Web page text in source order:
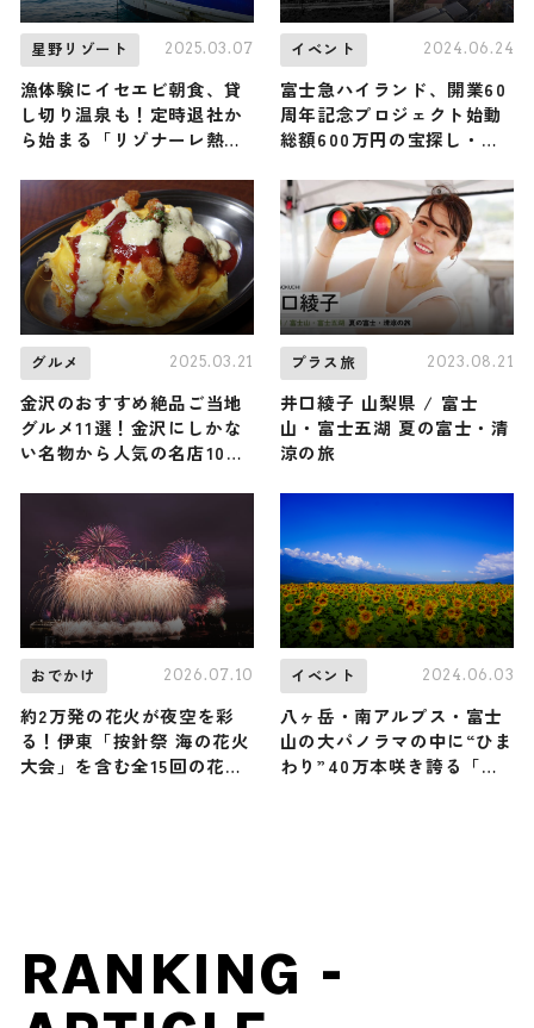
星野リゾート 2025.03.07
漁体験にイセエビ朝食、貸
し切り温泉も！定時退社か
ら始まる「リゾナーレ熱
ます～ご褒美漁旅～」
イベント 2024.06.24
富士急ハイランド、開業60
周年記念プロジェクト始動
総額600万円の宝探し・花
初コラボも
グルメ 2025.03.21
金沢のおすすめ絶品ご当地
グルメ11選！金沢にしかな
い名物から人気の名店10選
プラス旅 2023.08.21
井口綾子 山梨県 / 富士
山・富士五湖 夏の富士・清
涼の旅
おでかけ 2026.07.10
約2万発の花火が夜空を彩
る！伊東「按針祭 海の花火
大会」を含む全15回の花火
イベント 2024.06.03
八ヶ岳・南アルプス・富士
山の大パノラマの中に“ひま
わり”40万本咲き誇る「北
RANKING -